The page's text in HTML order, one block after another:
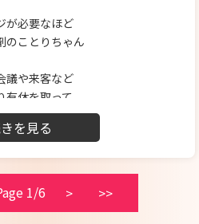
は
てしまいました。
ます。
が必要なほど
のことりちゃん
議や来客など
有休を取って
いに行きました
頂きました
せたあと
いつもの
1/6 > >>